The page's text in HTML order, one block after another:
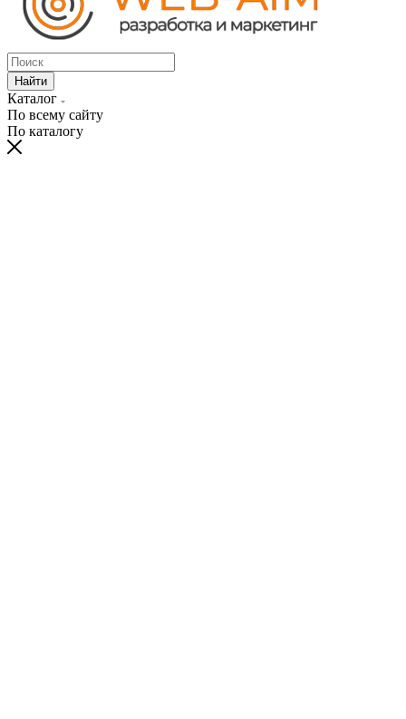
Найти
Каталог
По всему сайту
По каталогу